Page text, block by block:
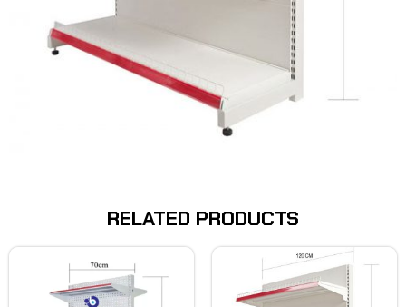
RELATED PRODUCTS